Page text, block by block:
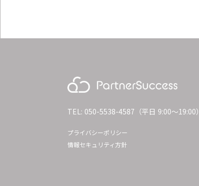
TEL: 050-5538-4587（平日 9:00〜19:00）
プライバシーポリシー
情報セキュリティ方針